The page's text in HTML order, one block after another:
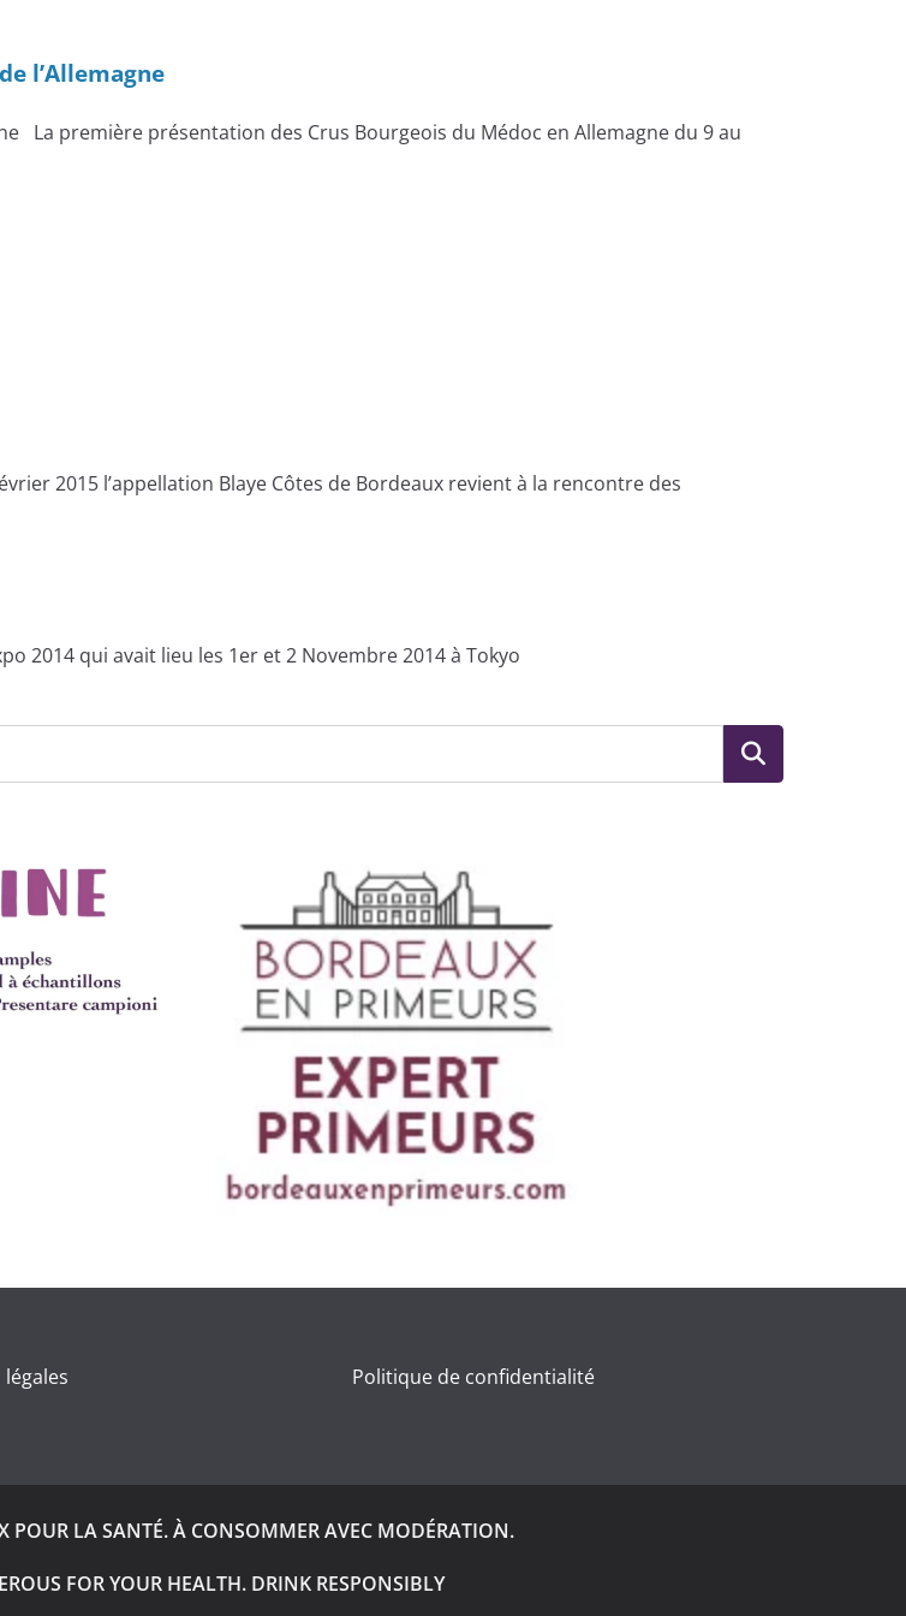
l’Allemagne
La première présentation des Crus Bourgeois du Médoc en Allemagne du 9 au
2015 l’appellation Blaye Côtes de Bordeaux revient à la rencontre des
2014 qui avait lieu les 1er et 2 Novembre 2014 à Tokyo
Politique de confidentialité
POUR LA SANTÉ. À CONSOMMER AVEC MODÉRATION.
FOR YOUR HEALTH. DRINK RESPONSIBLY